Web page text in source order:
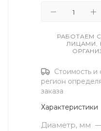
РАБОТАЕМ
ЛИЦАМИ,
Стоимость и
регион
заказа
Характеристики
Диаметр, мм